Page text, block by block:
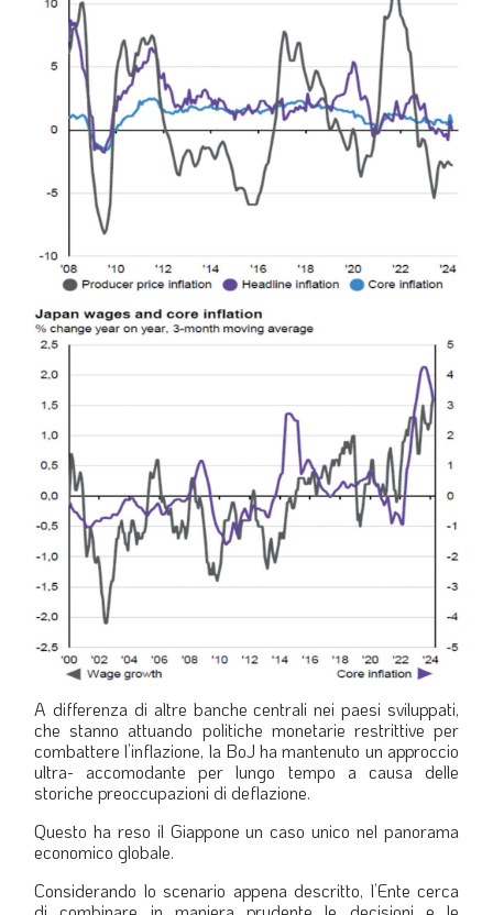
A differenza di altre banche centrali nei paesi sviluppati,
che stanno attuando politiche monetarie restrittive per
combattere l’inflazione, la BoJ ha mantenuto un approccio
ultra- accomodante per lungo tempo a causa delle
storiche preoccupazioni di deflazione.
Questo ha reso il Giappone un caso unico nel panorama
economico globale.
Considerando lo scenario appena descritto, l’Ente cerca